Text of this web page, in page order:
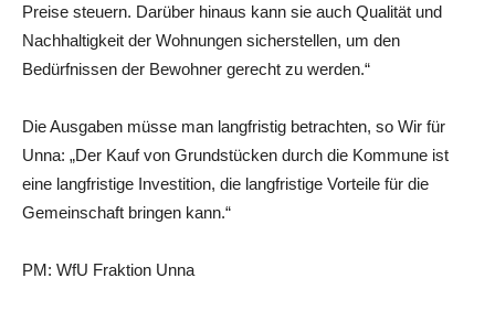
Preise steuern. Darüber hinaus kann sie auch Qualität und
Nachhaltigkeit der Wohnungen sicherstellen, um den
Bedürfnissen der Bewohner gerecht zu werden.“
Die Ausgaben müsse man langfristig betrachten, so Wir für
Unna: „Der Kauf von Grundstücken durch die Kommune ist
eine langfristige Investition, die langfristige Vorteile für die
Gemeinschaft bringen kann.“
PM: WfU Fraktion Unna